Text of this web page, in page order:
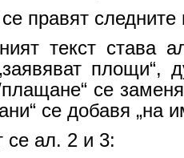
правят
текст става
площи“,
се
се добавя „на
се ал. 2 и 3: